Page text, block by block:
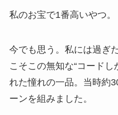
私のお宝で1番高いやつ。
今でも思う。私には過ぎ
こそこの無知な“コードし
れた憧れの一品。当時約
ーンを組みました。